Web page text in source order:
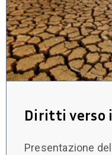
Diritti verso
Presentazione